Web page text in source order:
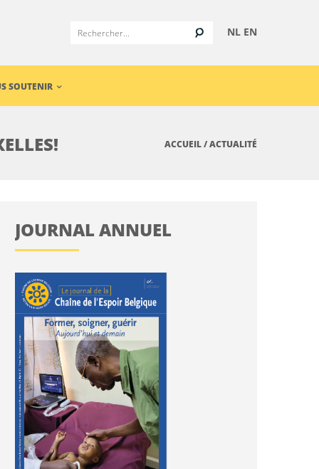
NL EN
SOUTENIR
ACCUEIL/ACTUALITÉ
JOURNAL ANNUEL